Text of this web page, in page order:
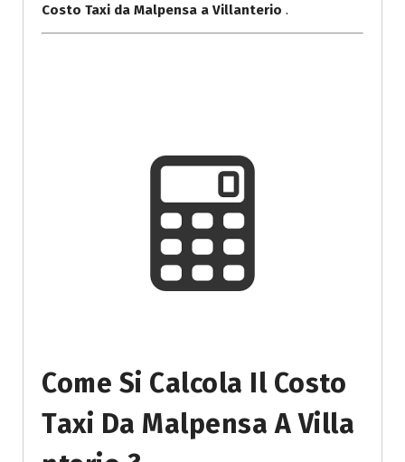
Costo Taxi da Malpensa a Villanterio .
Come Si Calcola Il Costo
Taxi Da Malpensa A Villa